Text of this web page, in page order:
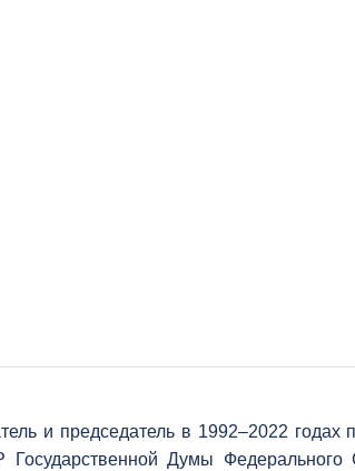
и председатель в 1992–2022 годах
Думы